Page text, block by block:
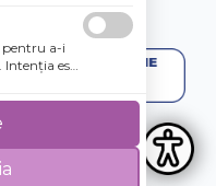
a-i
este
valoroase
care se